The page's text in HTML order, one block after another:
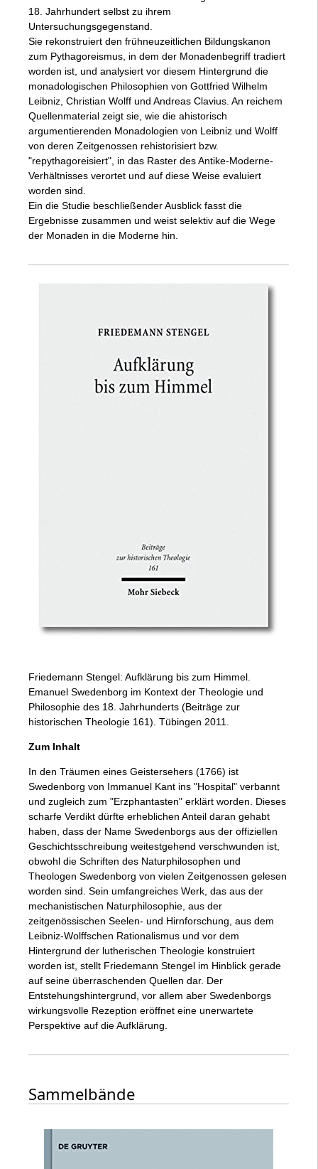
18. Jahrhundert selbst zu ihrem
Untersuchungsgegenstand.
Sie rekonstruiert den frühneuzeitlichen Bildungskanon
zum Pythagoreismus, in dem der Monadenbegriff tradiert
worden ist, und analysiert vor diesem Hintergrund die
monadologischen Philosophien von Gottfried Wilhelm
Leibniz, Christian Wolff und Andreas Clavius. An reichem
Quellenmaterial zeigt sie, wie die ahistorisch
argumentierenden Monadologien von Leibniz und Wolff
von deren Zeitgenossen rehistorisiert bzw.
"repythagoreisiert", in das Raster des Antike-Moderne-
Verhältnisses verortet und auf diese Weise evaluiert
worden sind.
Ein die Studie beschließender Ausblick fasst die
Ergebnisse zusammen und weist selektiv auf die Wege
der Monaden in die Moderne hin.
Friedemann Stengel: Aufklärung bis zum Himmel.
Emanuel Swedenborg im Kontext der Theologie und
Philosophie des 18. Jahrhunderts (Beiträge zur
historischen Theologie 161). Tübingen 2011.
Zum Inhalt
In den Träumen eines Geistersehers (1766) ist
Swedenborg von Immanuel Kant ins "Hospital" verbannt
und zugleich zum "Erzphantasten" erklärt worden. Dieses
scharfe Verdikt dürfte erheblichen Anteil daran gehabt
haben, dass der Name Swedenborgs aus der offiziellen
Geschichtsschreibung weitestgehend verschwunden ist,
obwohl die Schriften des Naturphilosophen und
Theologen Swedenborg von vielen Zeitgenossen gelesen
worden sind. Sein umfangreiches Werk, das aus der
mechanistischen Naturphilosophie, aus der
zeitgenössischen Seelen- und Hirnforschung, aus dem
Leibniz-Wolffschen Rationalismus und vor dem
Hintergrund der lutherischen Theologie konstruiert
worden ist, stellt Friedemann Stengel im Hinblick gerade
auf seine überraschenden Quellen dar. Der
Entstehungshintergrund, vor allem aber Swedenborgs
wirkungsvolle Rezeption eröffnet eine unerwartete
Perspektive auf die Aufklärung.
Sammelbände